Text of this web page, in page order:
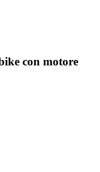
con motore